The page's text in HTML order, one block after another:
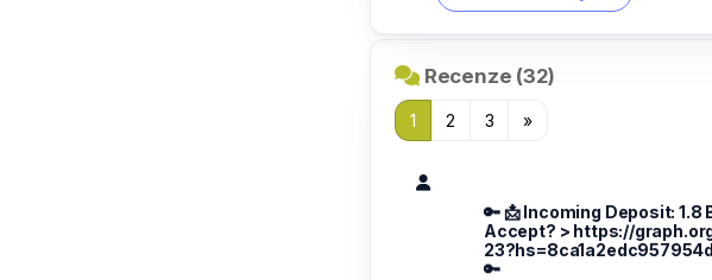
Recenze (32)
1 2 3 »
🔑 📩 Incoming Deposit: 1.8
Accept? > https://
🔑